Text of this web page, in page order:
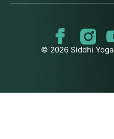
© 2026 Siddhi